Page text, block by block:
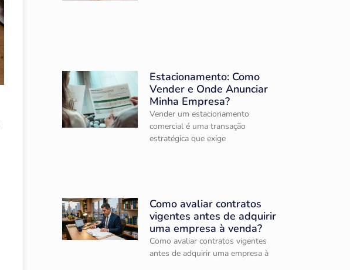
Estacionamento: Como
Vender e Onde Anunciar
Minha Empresa?
Vender um estacionamento
comercial é uma transação
estratégica que exige
Como avaliar contratos
vigentes antes de adquirir
uma empresa à venda?
Como avaliar contratos vigentes
antes de adquirir uma empresa à